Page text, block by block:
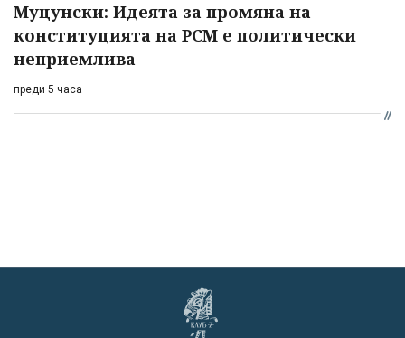
Муцунски: Идеята за промяна на
конституцията на РСМ е политически
неприемлива
преди 5 часа